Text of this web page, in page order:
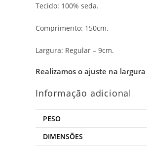
Tecido: 100% seda.
Comprimento: 150cm.
Largura: Regular – 9cm.
Realizamos o ajuste na
Informação adicional
PESO
DIMENSÕES